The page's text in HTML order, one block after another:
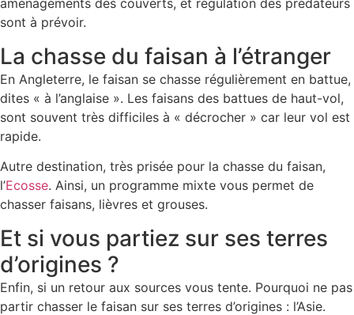
aménagements des couverts, et régulation des prédateurs
sont à prévoir.
La chasse du faisan à l’étranger
En Angleterre, le faisan se chasse régulièrement en battue,
dites « à l’anglaise ». Les faisans des battues de haut-vol,
sont souvent très difficiles à « décrocher » car leur vol est
rapide.
Autre destination, très prisée pour la chasse du faisan,
l’Ecosse. Ainsi, un programme mixte vous permet de
chasser faisans, lièvres et grouses.
Et si vous partiez sur ses terres
d’origines ?
Enfin, si un retour aux sources vous tente. Pourquoi ne pas
partir chasser le faisan sur ses terres d’origines : l’Asie.